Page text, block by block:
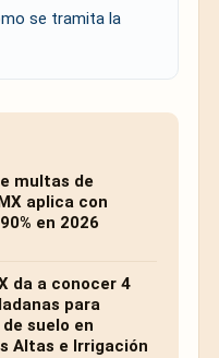
se tramita la
multas de
aplica con
en 2026
da a conocer 4
para
suelo en
Altas e Irrigación